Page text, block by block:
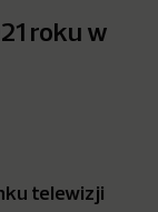
roku w
telewizji